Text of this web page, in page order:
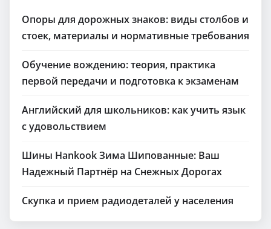
Опоры для дорожных знаков: виды столбов и
стоек, материалы и нормативные требования
Обучение вождению: теория, практика
первой передачи и подготовка к экзаменам
Английский для школьников: как учить язык
с удовольствием
Шины Hankook Зима Шипованные: Ваш
Надежный Партнёр на Снежных Дорогах
Скупка и прием радиодеталей у населения